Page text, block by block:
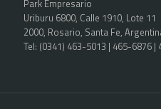
Park Empresario
Uriburu 6800, Calle 1910, Lote 11
2000, Rosario, Santa Fe,
Tel: (0341) 463-5013 | 465-6876 |